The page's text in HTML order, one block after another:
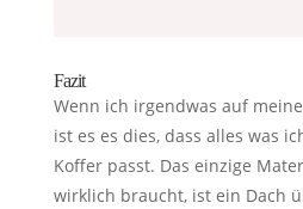
Fazit
Wenn ich irgendwas auf
ist es es dies, dass alles was
Koffer passt. Das einzige
wirklich braucht, ist ein Dach